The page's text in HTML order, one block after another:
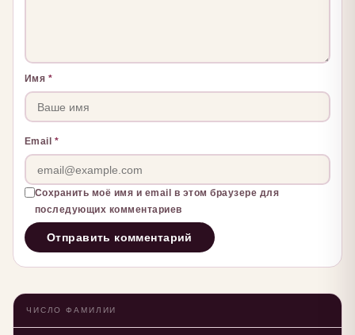
Имя *
Email *
Сохранить моё имя и email в этом браузере для
последующих комментариев
ЧИСЛО ФАМИЛИИ